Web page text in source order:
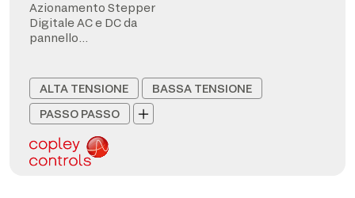
Azionamento Stepper
Digitale AC e DC da
pannello
ALTA TENSIONE
BASSA TENSIONE
PASSO PASSO